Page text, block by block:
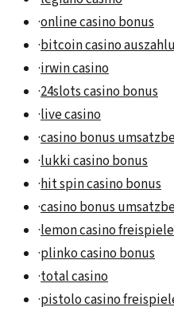
·online casino bonus
·bitcoin casino
·irwin casino
·24slots casino bonus
·live casino
·casino bonus
·lukki casino bonus
·hit spin casino bonus
·casino bonus
·lemon casino freispiele
·plinko casino bonus
·total casino
·pistolo casino